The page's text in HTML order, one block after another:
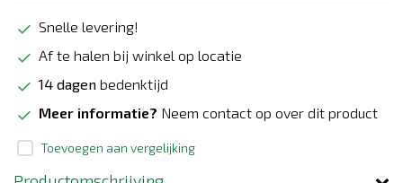
Snelle levering!
Af te halen bij winkel op locatie
14 dagen bedenktijd
Meer informatie? Neem contact op over dit product
Toevoegen aan vergelijking